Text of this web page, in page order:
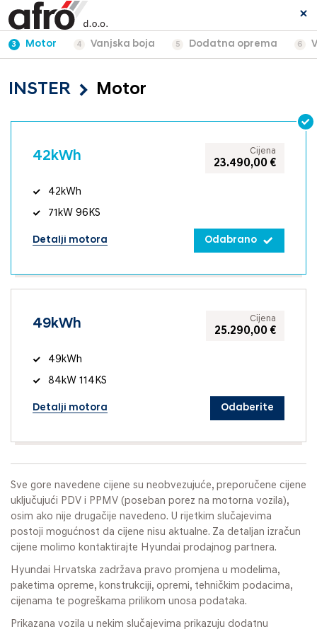
3 Motor 4 Vanjska boja 5 Dodatna oprema 6
INSTER Motor
42kWh Cijena
23.490,00 €
42kWh
71kW 96KS
Detalji motora Odabrano
49kWh Cijena
25.290,00 €
49kWh
84kW 114KS
Detalji motora Odaberite
Sve gore navedene cijene su neobvezujuće, preporučene cijene
uključujući PDV i PPMV (poseban porez na motorna vozila),
osim ako nije drugačije navedeno. U rijetkim slučajevima
postoji mogućnost da cijene nisu aktualne. Za detaljan izračun
cijene molimo kontaktirajte Hyundai prodajnog partnera.
Hyundai Hrvatska zadržava pravo promjena u modelima,
paketima opreme, konstrukciji, opremi, tehničkim podacima,
cijenama te pogreškama prilikom unosa podataka.
Prikazana vozila u nekim slučajevima prikazuju dodatnu